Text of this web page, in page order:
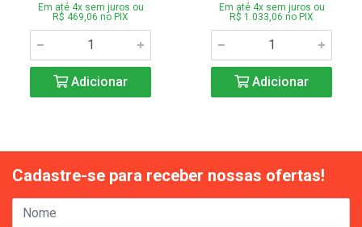
Em até 4x sem juros ou
R$ 469,06 no PIX
Adicionar
Em até 4x sem juros ou
R$ 1.033,06 no PIX
Adicionar
Cadastre-se para receber nossas ofertas!